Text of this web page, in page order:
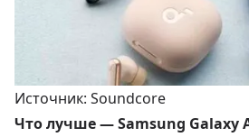
Источник: Soundcore
Что лучше — Samsung Galaxy